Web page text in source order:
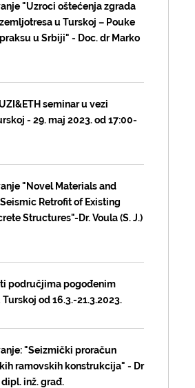
"Uzroci oštećenja zgrada
u Turskoj – Pouke
u Srbiji" - Doc. dr Marko
seminar u vezi
- 29. maj 2023. od 17:00-
"Novel Materials and
Retrofit of Existing
Structures"-Dr. Voula (S. J.)
područjima pogođenim
od 16.3.-21.3.2023.
"Seizmički proračun
ramovskih konstrukcija" - Dr
inž. građ.